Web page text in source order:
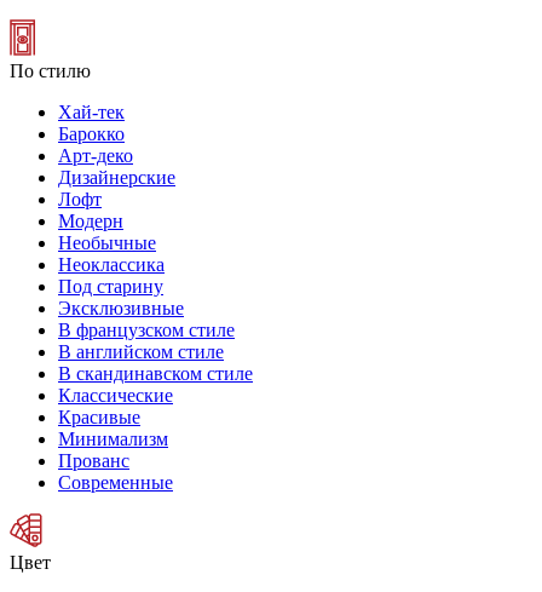
По стилю
Хай-тек
Барокко
Арт-деко
Дизайнерские
Лофт
Модерн
Необычные
Неоклассика
Под старину
Эксклюзивные
В французском стиле
В английском стиле
В скандинавском стиле
Классические
Красивые
Минимализм
Прованс
Современные
Цвет